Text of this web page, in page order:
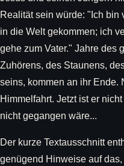
Realität sein würde: "Ich bin
in die Welt gekommen; ich
gehe zum Vater." Jahre des
Zuhörens, des Staunens,
seins, kommen an ihr Ende.
Himmelfahrt. Jetzt ist er
nicht gegangen wäre...
Der kurze Textausschnitt
genügend Hinweise auf